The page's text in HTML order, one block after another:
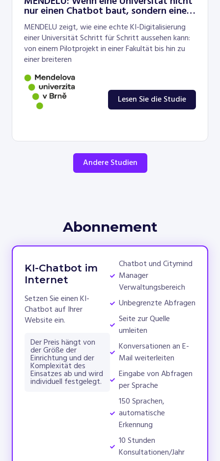
nur einen Chatbot baut, sondern eine
neue Ebene der Barrierefreiheit
MENDELU zeigt, wie eine echte KI-Digitalisierung
einer Universität Schritt für Schritt aussehen kann:
von einem Pilotprojekt in einer Fakultät bis hin zu
einer breiteren
Lesen Sie die Studie
Andere Studien
Abonnement
KI-Chatbot im
Internet
Setzen Sie einen KI-
Chatbot auf Ihrer
Website ein.
Der Preis hängt von
der Größe der
Einrichtung und der
Komplexität des
Einsatzes ab und wird
individuell festgelegt.
Chatbot und Citymind
Manager
Verwaltungsbereich
Unbegrenzte Abfragen
Seite zur Quelle
umleiten
Konversationen an E-
Mail weiterleiten
Eingabe von Abfragen
per Sprache
150 Sprachen,
automatische
Erkennung
10 Stunden
Konsultationen/Jahr